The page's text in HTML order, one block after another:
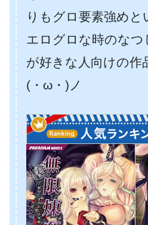
りもグロ要素強めと
エログロな時のなつ
が好きな人向けの作
(・ω・)ノ